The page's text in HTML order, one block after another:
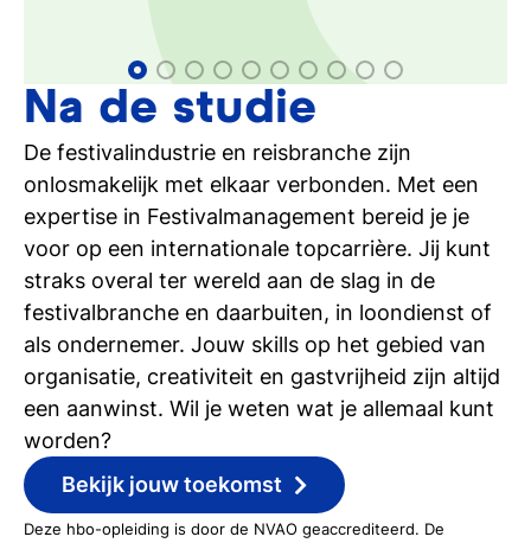
Na de studie
De festivalindustrie en reisbranche zijn
onlosmakelijk met elkaar verbonden. Met een
expertise in Festivalmanagement bereid je je
voor op een internationale topcarrière. Jij kunt
straks overal ter wereld aan de slag in de
festivalbranche en daarbuiten, in loondienst of
als ondernemer. Jouw skills op het gebied van
organisatie, creativiteit en gastvrijheid zijn altijd
een aanwinst. Wil je weten wat je allemaal kunt
worden?
Bekijk jouw toekomst
Deze hbo-opleiding is door de NVAO geaccrediteerd. De